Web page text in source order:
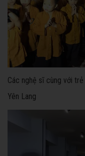
Các nghệ sĩ cùng với
Yên Lang